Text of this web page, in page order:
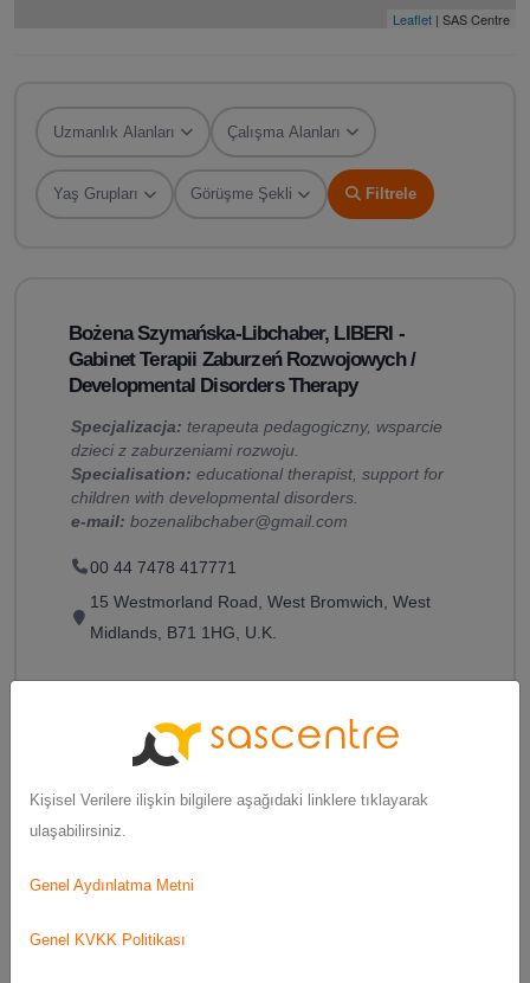
Leaflet | SAS Centre
Uzmanlık Alanları Çalışma Alanları
Yaş Grupları Görüşme Şekli Filtrele
Bożena Szymańska-Libchaber, LIBERI -
Gabinet Terapii Zaburzeń Rozwojowych /
Developmental Disorders Therapy
Specjalizacja: terapeuta pedagogiczny, wsparcie
dzieci z zaburzeniami rozwoju.
Specialisation: educational therapist, support for
children with developmental disorders.
e-mail: bozenalibchaber@gmail.com
00 44 7478 417771
15 Westmorland Road, West Bromwich, West
Midlands, B71 1HG, U.K.
e-mail:
Aldershot GU12 4RW, Hampshire, UK
Kişisel Verilere ilişkin bilgilere aşağıdaki linklere tıklayarak
ulaşabilirsiniz.
Genel Aydınlatma Metni
Genel KVKK Politikası